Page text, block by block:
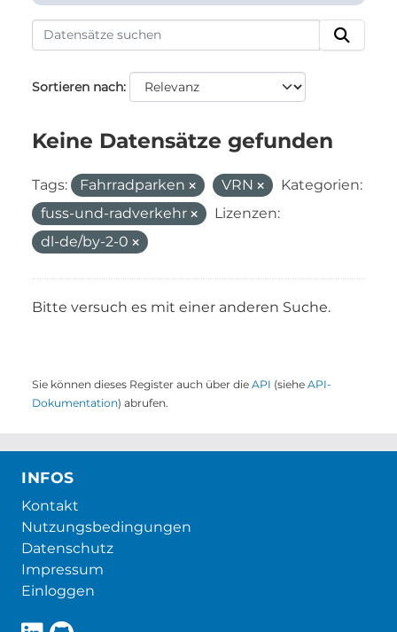
Sortieren nach
Keine Datensätze gefunden
Tags: Fahrradparken VRN
Kategorien:
fuss-und-radverkehr
Lizenzen:
dl-de/by-2-0
Bitte versuch es mit einer anderen Suche.
Sie können dieses Register auch über die API (siehe API-
Dokumentation) abrufen.
INFOS
Kontakt
Nutzungsbedingungen
Datenschutz
Impressum
Einloggen